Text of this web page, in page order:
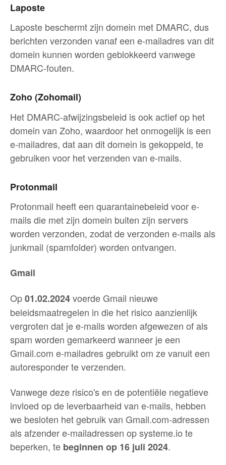
Laposte
Laposte beschermt zijn domein met DMARC, dus
berichten verzonden vanaf een e-mailadres van dit
domein kunnen worden geblokkeerd vanwege
DMARC-fouten.
Zoho (Zohomail)
Het DMARC-afwijzingsbeleid is ook actief op het
domein van Zoho, waardoor het onmogelijk is een
e-mailadres, dat aan dit domein is gekoppeld, te
gebruiken voor het verzenden van e-mails.
Protonmail
Protonmail heeft een quarantainebeleid voor e-
mails die met zijn domein buiten zijn servers
worden verzonden, zodat de verzonden e-mails als
junkmail (spamfolder) worden ontvangen.
Gmail
Op01.02.2024voerde Gmail nieuwe
beleidsmaatregelen in die het risico aanzienlijk
vergroten dat je e-mails worden afgewezen of als
spam worden gemarkeerd wanneer je een
Gmail.com e-mailadres gebruikt om ze vanuit een
autoresponder te verzenden.
Vanwege deze risico's en de potentiële negatieve
invloed op de leverbaarheid van e-mails, hebben
we besloten het gebruik van Gmail.com-adressen
als afzender e-mailadressen op systeme.io te
beperken, te beginnen op 16 juli 2024.